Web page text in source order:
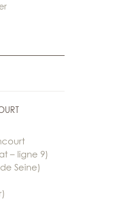
– ligne 9)
de Seine)